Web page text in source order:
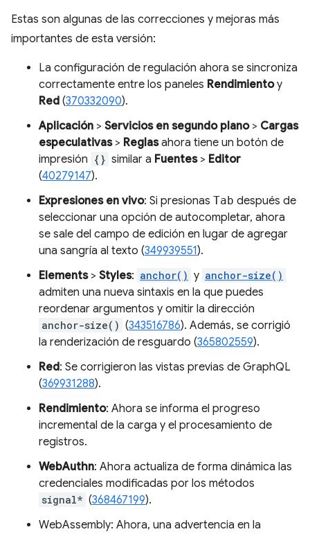
Estas son algunas de las correcciones y mejoras más
importantes de esta versión:
La configuración de regulación ahora se sincroniza
correctamente entre los paneles Rendimientoy
Red (370332090).
Aplicación > Servicios en segundo plano> Cargas
especulativas> Reglasahora tiene un botón de
impresión {} similar a Fuentes> Editor
(40279147).
Expresiones en vivo: Si presionas Tab después de
seleccionar una opción de autocompletar, ahora
se sale del campo de edición en lugar de agregar
una sangría al texto (349939551).
Elements> Styles: anchor() y anchor-size()
admiten una nueva sintaxis en la que puedes
reordenar argumentos y omitir la dirección
anchor-size() (343516786). Además, se corrigió
la renderización de resguardo (365802559).
Red: Se corrigieron las vistas previas de GraphQL
(369931288).
Rendimiento: Ahora se informa el progreso
incremental de la carga y el procesamiento de
registros.
WebAuthn: Ahora actualiza de forma dinámica las
credenciales modificadas por los métodos
signal* (368467199).
WebAssembly: Ahora, una advertencia en la